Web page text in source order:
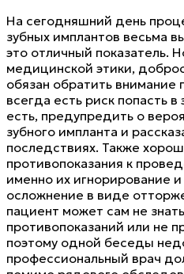
На сегодняшний день
зубных имплантов весьма
это отличный показатель.
медицинской этики,
обязан обратить внимание
всегда есть риск попасть
есть, предупредить о
зубного импланта и
последствиях. Также
противопоказания к
именно их игнорирование
осложнение в виде
пациент может сам не
противопоказаний или не
поэтому одной беседы
профессиональный врач